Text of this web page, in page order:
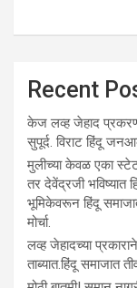
Recent
केज लव्ह जेहाद
सुपूर्द. विराट हिंदू
मुलीच्या केवळ एका
तर देवेंद्रजी भविष्यात
भूमिकेवरून हिंदू
मोर्चा.
लव्ह जेहादच्या
ताब्यात.हिंदू समाजात